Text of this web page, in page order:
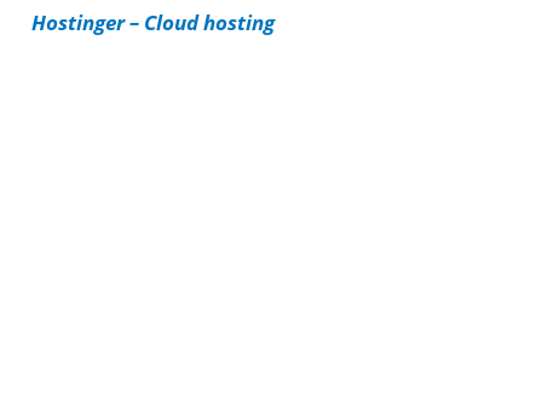
e
Hostinger – Cloud hosting